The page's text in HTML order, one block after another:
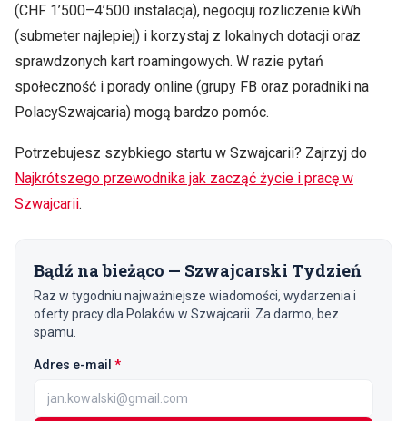
(CHF 1’500–4’500 instalacja), negocjuj rozliczenie kWh
(submeter najlepiej) i korzystaj z lokalnych dotacji oraz
sprawdzonych kart roamingowych. W razie pytań
społeczność i porady online (grupy FB oraz poradniki na
PolacySzwajcaria) mogą bardzo pomóc.
Potrzebujesz szybkiego startu w Szwajcarii? Zajrzyj do
Najkrótszego przewodnika jak zacząć życie i pracę w
Szwajcarii.
Bądź na bieżąco — Szwajcarski Tydzień
Raz w tygodniu najważniejsze wiadomości, wydarzenia i
oferty pracy dla Polaków w Szwajcarii. Za darmo, bez
spamu.
Adres e-mail *(wymagane)